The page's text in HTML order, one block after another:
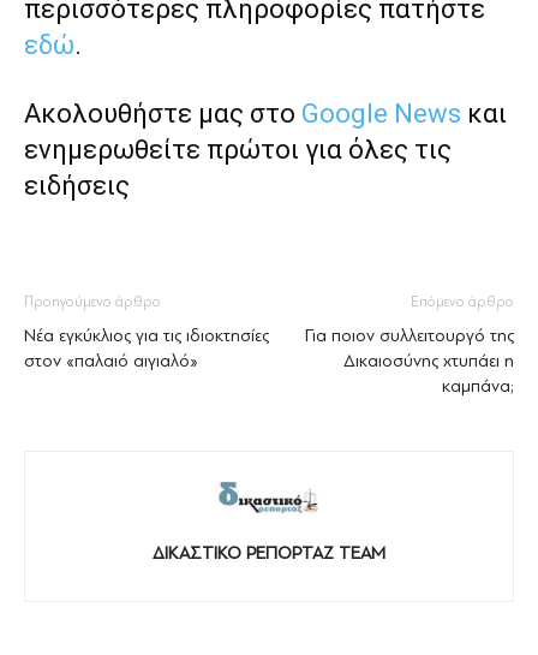
περισσότερες πληροφορίες πατήστε
εδώ.
Ακολουθήστε μας στο Google News και
ενημερωθείτε πρώτοι για όλες τις
ειδήσεις
Προηγούμενο άρθρο
Νέα εγκύκλιος για τις ιδιοκτησίες
στον «παλαιό αιγιαλό»
Επόμενο άρθρο
Για ποιον συλλειτουργό της
Δικαιοσύνης χτυπάει η
καμπάνα;
ΔΙΚΑΣΤΙΚΟ ΡΕΠΟΡΤΑΖ TEAM